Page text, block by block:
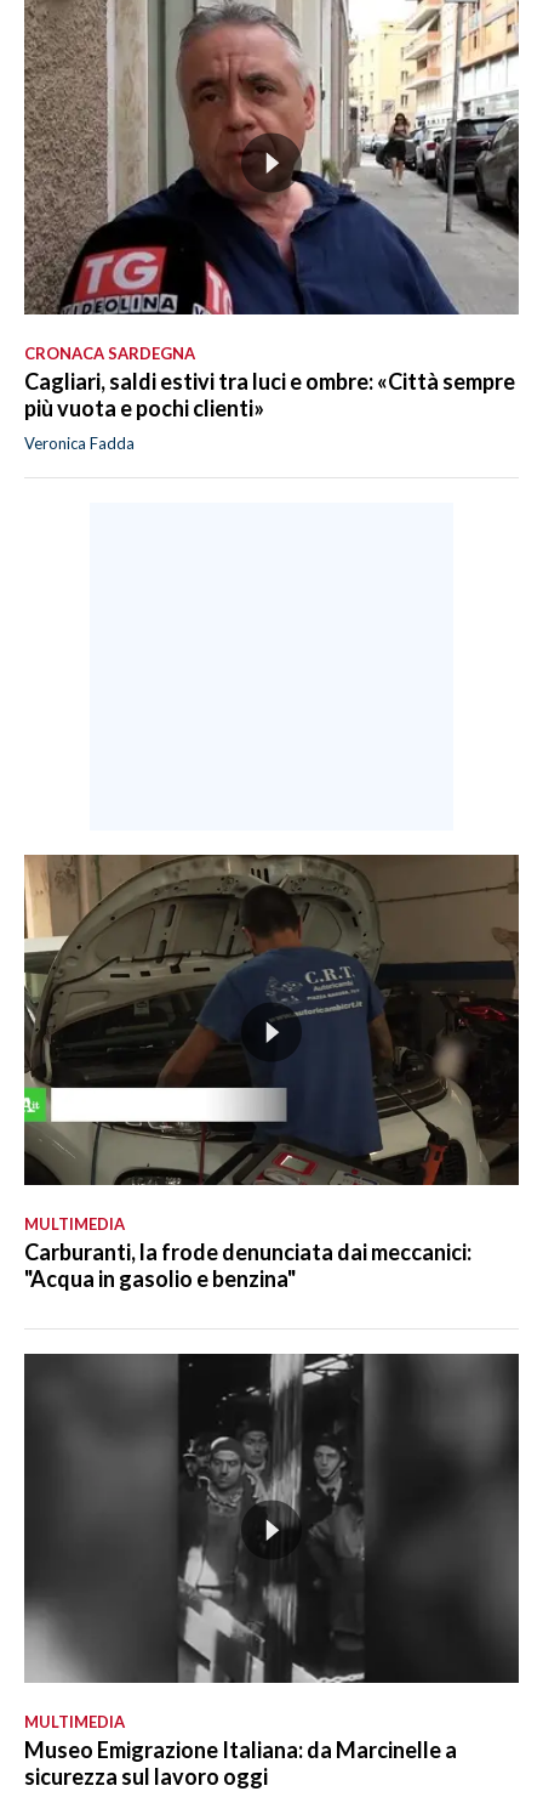
CRONACA SARDEGNA
Cagliari, saldi estivi tra luci e ombre: «Città sempre
più vuota e pochi clienti»
Veronica Fadda
MULTIMEDIA
Carburanti, la frode denunciata dai meccanici:
"Acqua in gasolio e benzina"
MULTIMEDIA
Museo Emigrazione Italiana: da Marcinelle a
sicurezza sul lavoro oggi